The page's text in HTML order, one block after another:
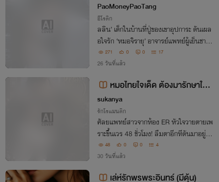
PaoMoneyPaoTang
อีโรติก
ลลิน’ เด็กในบ้านที่ปู่ของเขาอุปการะ ดันเผล
อใจรัก ‘หมอจิรายุ’ อาจารย์แพทย์ผู้เย็นชา เธ
อยอมมอบทุกอย่างให้เขาแม้กระทั่งร่างกายใ
นฐานะ “คู่นอนลับๆ” หัวใจที่แหลกสลาย เธ
271 0 0 17
26 วันที่แล้ว
หมอไทยใจเด็ด ต้องมารักษาใจท่
านอ๋องทรราชสายซึน
sukanya
รักโรแมนติก
ศัลยแพทย์สาวจากห้อง ER หัวใจวายตายเพ
ราะขึ้นเวร 48 ชั่วโมง! ลืมตาอีกทีดันมาอยู่ใน
ร่าง ‘ไป๋เหลียน’ พระชายาบรรณาการของ ‘ชิ
นอ๋องตงฟางลู่’ ทรราชวิปลาสที่กำลังจะปาด
48 0 0 4
30 วันที่แล้ว
เล่ห์รักพรพระอินทร์ (มีดุ้น)